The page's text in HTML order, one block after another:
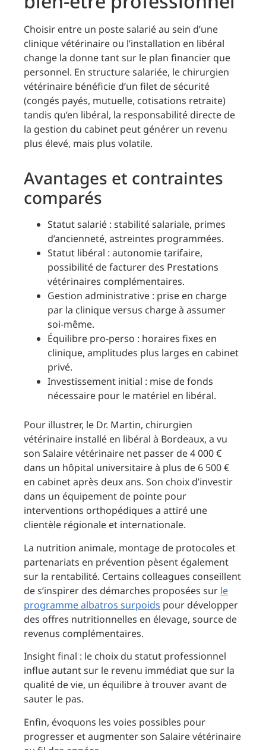
Choisir entre un poste salarié au sein d’une
clinique vétérinaire ou l’installation en libéral
change la donne tant sur le plan financier que
personnel. En structure salariée, le chirurgien
vétérinaire bénéficie d’un filet de sécurité
(congés payés, mutuelle, cotisations retraite)
tandis qu’en libéral, la responsabilité directe de
la gestion du cabinet peut générer un revenu
plus élevé, mais plus volatile.
Avantages et contraintes
comparés
Statut salarié : stabilité salariale, primes
d’ancienneté, astreintes programmées.
Statut libéral : autonomie tarifaire,
possibilité de facturer des Prestations
vétérinaires complémentaires.
Gestion administrative : prise en charge
par la clinique versus charge à assumer
soi-même.
Équilibre pro-perso : horaires fixes en
clinique, amplitudes plus larges en cabinet
privé.
Investissement initial : mise de fonds
nécessaire pour le matériel en libéral.
Pour illustrer, le Dr. Martin, chirurgien
vétérinaire installé en libéral à Bordeaux, a vu
son Salaire vétérinaire net passer de 4 000 €
dans un hôpital universitaire à plus de 6 500 €
en cabinet après deux ans. Son choix d’investir
dans un équipement de pointe pour
interventions orthopédiques a attiré une
clientèle régionale et internationale.
La nutrition animale, montage de protocoles et
partenariats en prévention pèsent également
sur la rentabilité. Certains colleagues conseillent
de s’inspirer des démarches proposées sur le
programme albatros surpoids pour développer
des offres nutritionnelles en élevage, source de
revenus complémentaires.
Insight final : le choix du statut professionnel
influe autant sur le revenu immédiat que sur la
qualité de vie, un équilibre à trouver avant de
sauter le pas.
Enfin, évoquons les voies possibles pour
progresser et augmenter son Salaire vétérinaire